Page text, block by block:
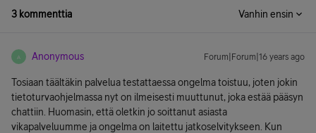
3 kommenttia Vanhin ensin
A Anonymous Forum|Forum|16 years ago
Tosiaan täältäkin palvelua testattaessa ongelma toistuu, joten jokin
tietoturvaohjelmassa nyt on ilmeisesti muuttunut, joka estää pääsyn
chattiin. Huomasin, että oletkin jo soittanut asiasta
vikapalveluumme ja ongelma on laitettu jatkoselvitykseen. Kun